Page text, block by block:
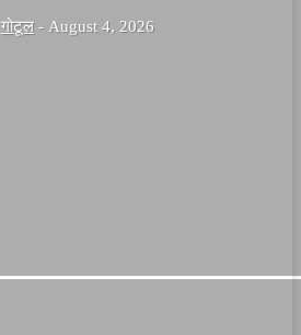
गोटूल - August 4, 2026